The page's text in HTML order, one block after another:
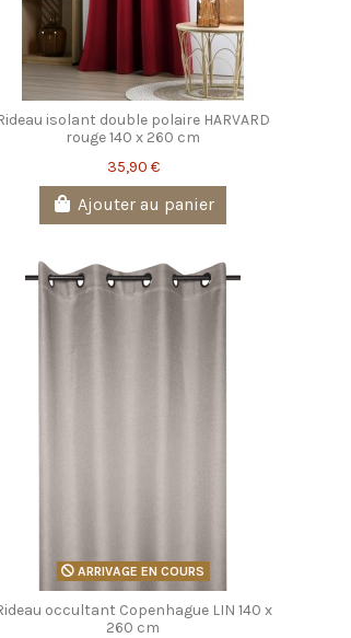
isolant double polaire HARVARD
rouge 140 x 260 cm
35,90 €
Ajouter au panier
ARRIVAGE EN COURS
occultant Copenhague LIN 140 x
260 cm